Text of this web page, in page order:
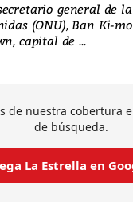
general de
(ONU), Ban Ki-
capital de ...
de nuestra cobertura
de búsqueda.
La Estrella en